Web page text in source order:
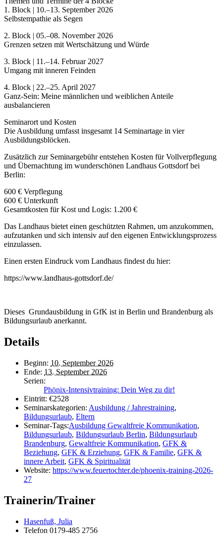
1. Block | 10.–13. September 2026
Selbstempathie als Segen
2. Block | 05.–08. November 2026
Grenzen setzen mit Wertschätzung und Würde
3. Block | 11.–14. Februar 2027
Umgang mit inneren Feinden
4. Block | 22.–25. April 2027
Ganz-Sein: Meine männlichen und weiblichen Anteile
ausbalancieren
Seminarort und Kosten
Die Ausbildung umfasst insgesamt 14 Seminartage in vier
Ausbildungsblöcken.
Zusätzlich zur Seminargebühr entstehen Kosten für Vollverpflegung
und Übernachtung im wunderschönen Landhaus Gottsdorf bei
Berlin:
600 € Verpflegung
600 € Unterkunft
Gesamtkosten für Kost und Logis: 1.200 €
Das Landhaus bietet einen geschützten Rahmen, um anzukommen,
aufzutanken und sich intensiv auf den eigenen Entwicklungsprozess
einzulassen.
Einen ersten Eindruck vom Landhaus findest du hier:
https://www.landhaus-gottsdorf.de/
Dieses Grundausbildung in GfK ist in Berlin und Brandenburg als
Bildungsurlaub anerkannt.
Details
Beginn: 10. September 2026
Ende: 13. September 2026
Serien:
Phönix-Intensivtraining: Dein Weg zu dir!
Eintritt: €2528
Seminarskategorien: Ausbildung / Jahrestraining,
Bildungsurlaub, Eltern
Seminar-Tags:Ausbildung Gewaltfreie Kommunikation,
Bildungsurlaub, Bildungsurlaub Berlin, Bildungsurlaub
Brandenburg, Gewaltfreie Kommunikation, GFK &
Beziehung, GFK & Erziehung, GFK & Familie, GFK &
innere Arbeit, GFK & Spiritualität
Website: https://www.feuertochter.de/phoenix-training-2026-
27
Trainerin/Trainer
Hasenfuß, Julia
Telefon 0179-485 2756